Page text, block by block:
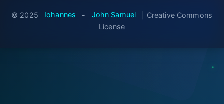
© 2025 Iohannes - John Samuel
| Creative Commons
License